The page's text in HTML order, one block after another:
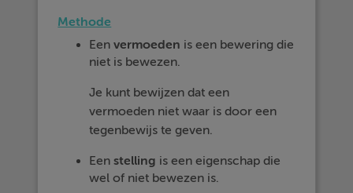
Methode
Eenvermoeden is een bewering die
niet is bewezen.
Je kunt bewijzen dat een
vermoeden niet waar is door een
tegenbewijs te geven.
Eenstelling is een eigenschap die
wel of niet bewezen is.